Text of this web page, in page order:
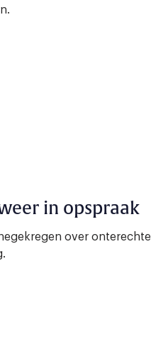
in opspraak
over onterechte